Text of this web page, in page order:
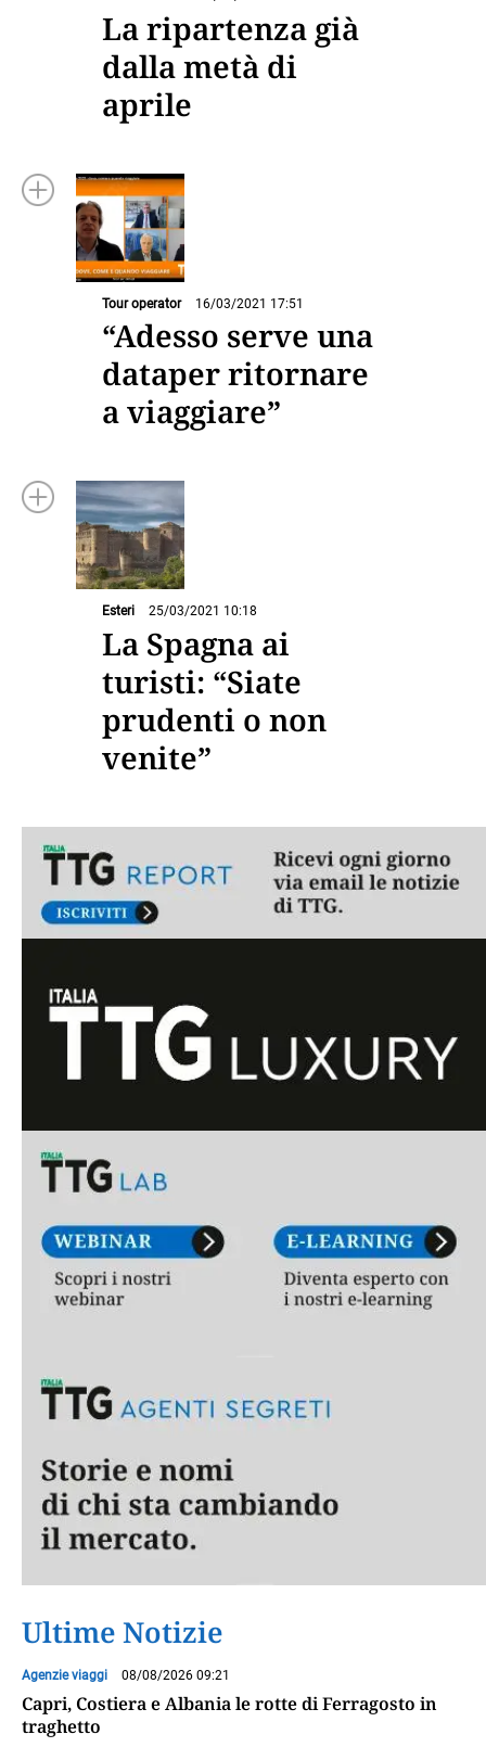
La ripartenza già
dalla metà di
aprile
Tour operator 16/03/2021 17:51
“Adesso serve una
dataper ritornare
a viaggiare”
Esteri 25/03/2021 10:18
La Spagna ai
turisti: “Siate
prudenti o non
venite”
Ultime Notizie
Agenzie viaggi 08/08/2026 09:21
Capri, Costiera e Albania le rotte di Ferragosto in
traghetto